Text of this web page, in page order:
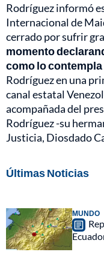
Rodríguez informó
Internacional de
cerrado por sufrir
momento
como lo
Rodríguez en una
canal estatal
acompañada del
Rodríguez -su
Justicia, Diosdado
Últimas Noticias
MUNDO